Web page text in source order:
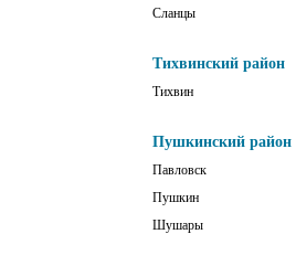
Сланцы
Тихвинский район
Тихвин
Пушкинский район
Павловск
Пушкин
Шушары